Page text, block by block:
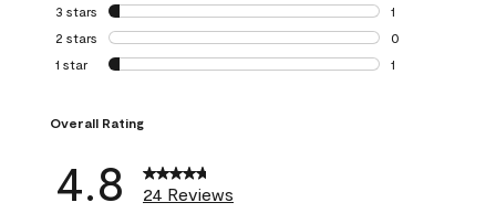
0 reviews with 4
3 stars stars
1
1 review with 3
2 stars stars
0
0 reviews with 2
1 star stars
1
Overall Rating
4.8 24 Reviews